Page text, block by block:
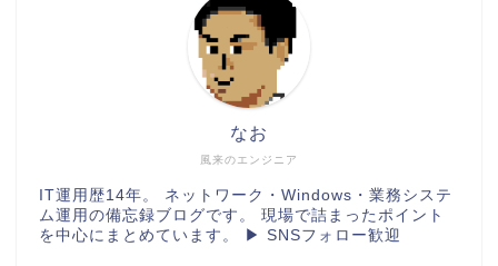
風来のエンジニア
なお
IT運用歴14年。 ネットワーク・Windows・業務システ
ム運用の備忘録ブログです。 現場で詰まったポイント
を中心にまとめています。 ▶ SNSフォロー歓迎